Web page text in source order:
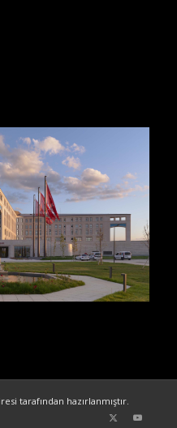
tarafından hazırlanmıştır.